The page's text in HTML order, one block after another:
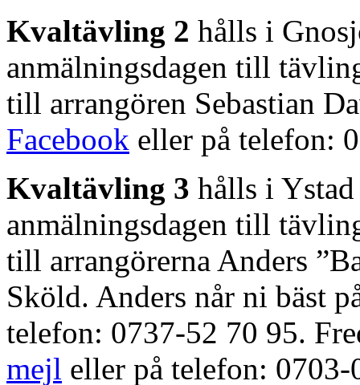
Kvaltävling 2 hålls i
anmälningsdagen till
till arrangören Sebastian
Facebook eller på telefon:
Kvaltävling 3 hålls i
anmälningsdagen till
till arrangörerna Anders
Sköld. Anders når ni bäst
telefon: 0737-52 70 95.
mejl eller på telefon: 0703-